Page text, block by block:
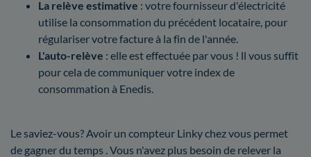
La relève estimative : votre fournisseur d'électricité
utilise la consommation du précédent locataire, pour
régulariser votre facture à la fin de l'année.
L'auto-relève : elle est effectuée par vous ! ll vous suffit
pour cela de communiquer votre index de
consommation à Enedis.
Le saviez-vous? Avoir un compteur Linky chez vous permet
de gagner du temps . Vous n'avez plus besoin de relever la